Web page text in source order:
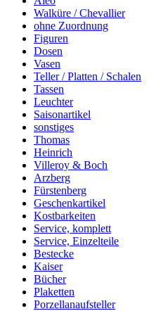
Walküre / Chevallier
ohne Zuordnung
Figuren
Dosen
Vasen
Teller / Platten / Schalen
Tassen
Leuchter
Saisonartikel
sonstiges
Thomas
Heinrich
Villeroy & Boch
Arzberg
Fürstenberg
Geschenkartikel
Kostbarkeiten
Service, komplett
Service, Einzelteile
Bestecke
Kaiser
Bücher
Plaketten
Porzellanaufsteller